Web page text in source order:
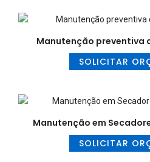
Manutenção preventiva
SOLICITAR
Manutenção em
SOLICITAR